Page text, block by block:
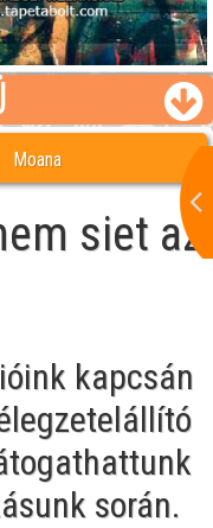
Moana
siet az
kapcsán
során.